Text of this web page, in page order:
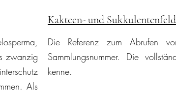
zwanzig
Als
Kakteen- und
Die Referenz zum Abrufen
Sammlungsnummer. Die
kenne.